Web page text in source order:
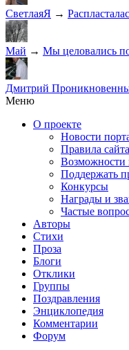
СветлаяЯ →
Май → Мы целовались
Дмитрий
Меню
О проекте
Новости
Правила сайта
Возможности
Поддержать
Конкурсы
Награды и
Частые
Авторы
Стихи
Проза
Блоги
Отклики
Группы
Поздравления
Энциклопедия
Комментарии
Форум